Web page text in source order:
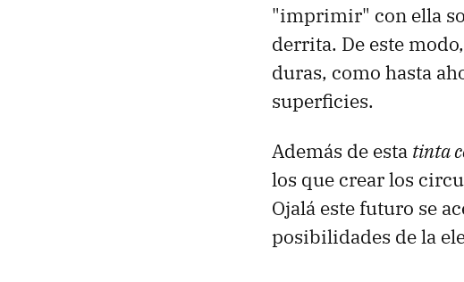
"imprimir" con ella
derrita. De este
duras, como hasta
superficies.
Además de esta tinta
los que crear los
Ojalá este futuro se
posibilidades de la